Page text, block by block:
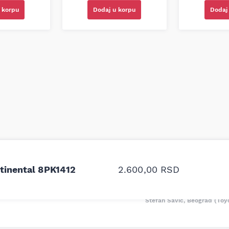
korpu Dodaj u korpu
8PK1412 2.600,00 RSD
auto delova i
sam više puta auto
za proizvođača i
tačan naziv i tip
ali me je Miloš
Stefan Savić, Beograd